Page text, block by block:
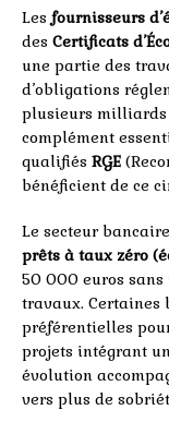
Lesfournisseurs
des Certificats
une partie des
d’obligations
plusieurs milliards
complément
qualifiés RGE
bénéficient de ce
Le secteur
prêts à taux zéro
50 000 euros sans
travaux. Certaines
préférentielles
projets intégrant
évolution
vers plus de